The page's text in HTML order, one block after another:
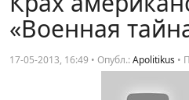
«Военная
17-05-2013, 16:49 • Опубл.:Apolitikus •